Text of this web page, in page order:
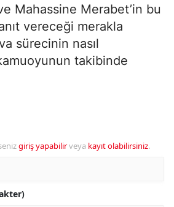
Mahassine Merabet’in bu
vereceği merakla
sürecinin nasıl
takibinde
giriş yapabilirveya kayıt olabilirsiniz.